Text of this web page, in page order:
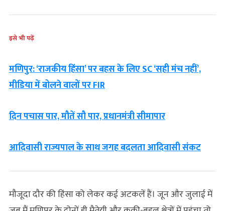
इसे भी पढ़ें
मणिपुर: ‘राजकीय हिंसा’ पर बहस के लिए SC ‘सही मंच नहीं’,
मीडिया में बोलने वालों पर FIR
दिन पचास पार, मौतें सौ पार, प्रधानमंत्री सीमापार
आदिवासी राज्यपाल के साथ जगह बदलता आदिवासी संकट
मौजूदा दौर की हिंसा को लेकर कई अटकलें हैं। जून और जुलाई में